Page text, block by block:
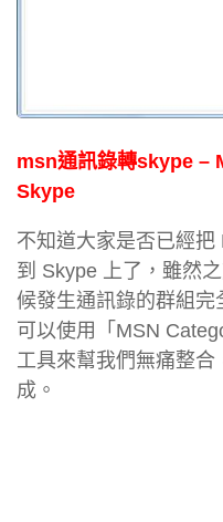
msn通訊錄轉skype –
Skype
不知道大家是否已經
到 Skype 上了，雖然
候發生通訊錄的群組完
可以使用「MSN
工具來幫我們無痛整
成。